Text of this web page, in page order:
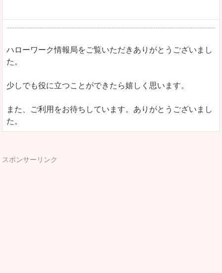
ハローワーク情報局をご覧いただきありがとうございまし
た。
少しでも役に立つことができたら嬉しく思います。
また、ご利用をお待ちしています。ありがとうございまし
た。
スポンサーリンク